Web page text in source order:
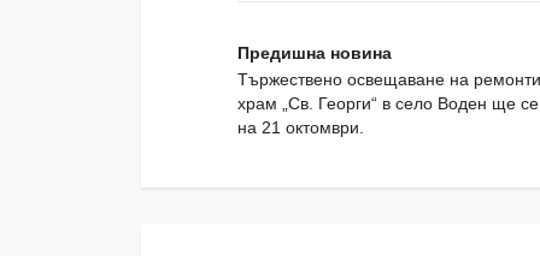
Предишна новина
Тържествено освещаване на
храм „Св. Георги“ в село Воден ще
на 21 октомври.